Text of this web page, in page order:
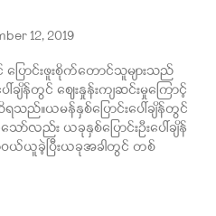
12, 2019
ြောင်းဖူးစိုက်တောင်သူများသည်
ါ်ချိန်တွင် ဈေးနှုန်းကျဆင်းမှုကြောင့်
ည်။ယမန်နှစ်ပြောင်းပေါ်ချိန်တွင်
လည်း ယခုနှစ်ပြောင်းဦးပေါ်ချိန်
ယ်ယူခဲ့ပြီးယခုအခါတွင် တစ်